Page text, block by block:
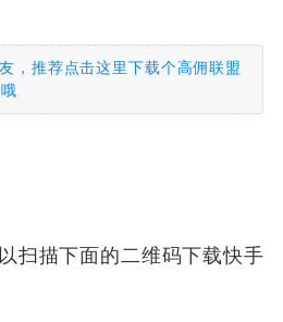
，推荐点击这里下载个高佣联盟
扫描下面的二维码下载快手